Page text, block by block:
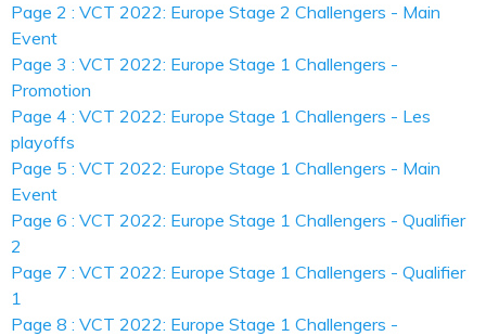
Page 2 : VCT 2022: Europe Stage 2 Challengers - Main
Event
Page 3 : VCT 2022: Europe Stage 1 Challengers -
Promotion
Page 4 : VCT 2022: Europe Stage 1 Challengers - Les
playoffs
Page 5 : VCT 2022: Europe Stage 1 Challengers - Main
Event
Page 6 : VCT 2022: Europe Stage 1 Challengers - Qualifier
2
Page 7 : VCT 2022: Europe Stage 1 Challengers - Qualifier
1
Page 8 : VCT 2022: Europe Stage 1 Challengers -